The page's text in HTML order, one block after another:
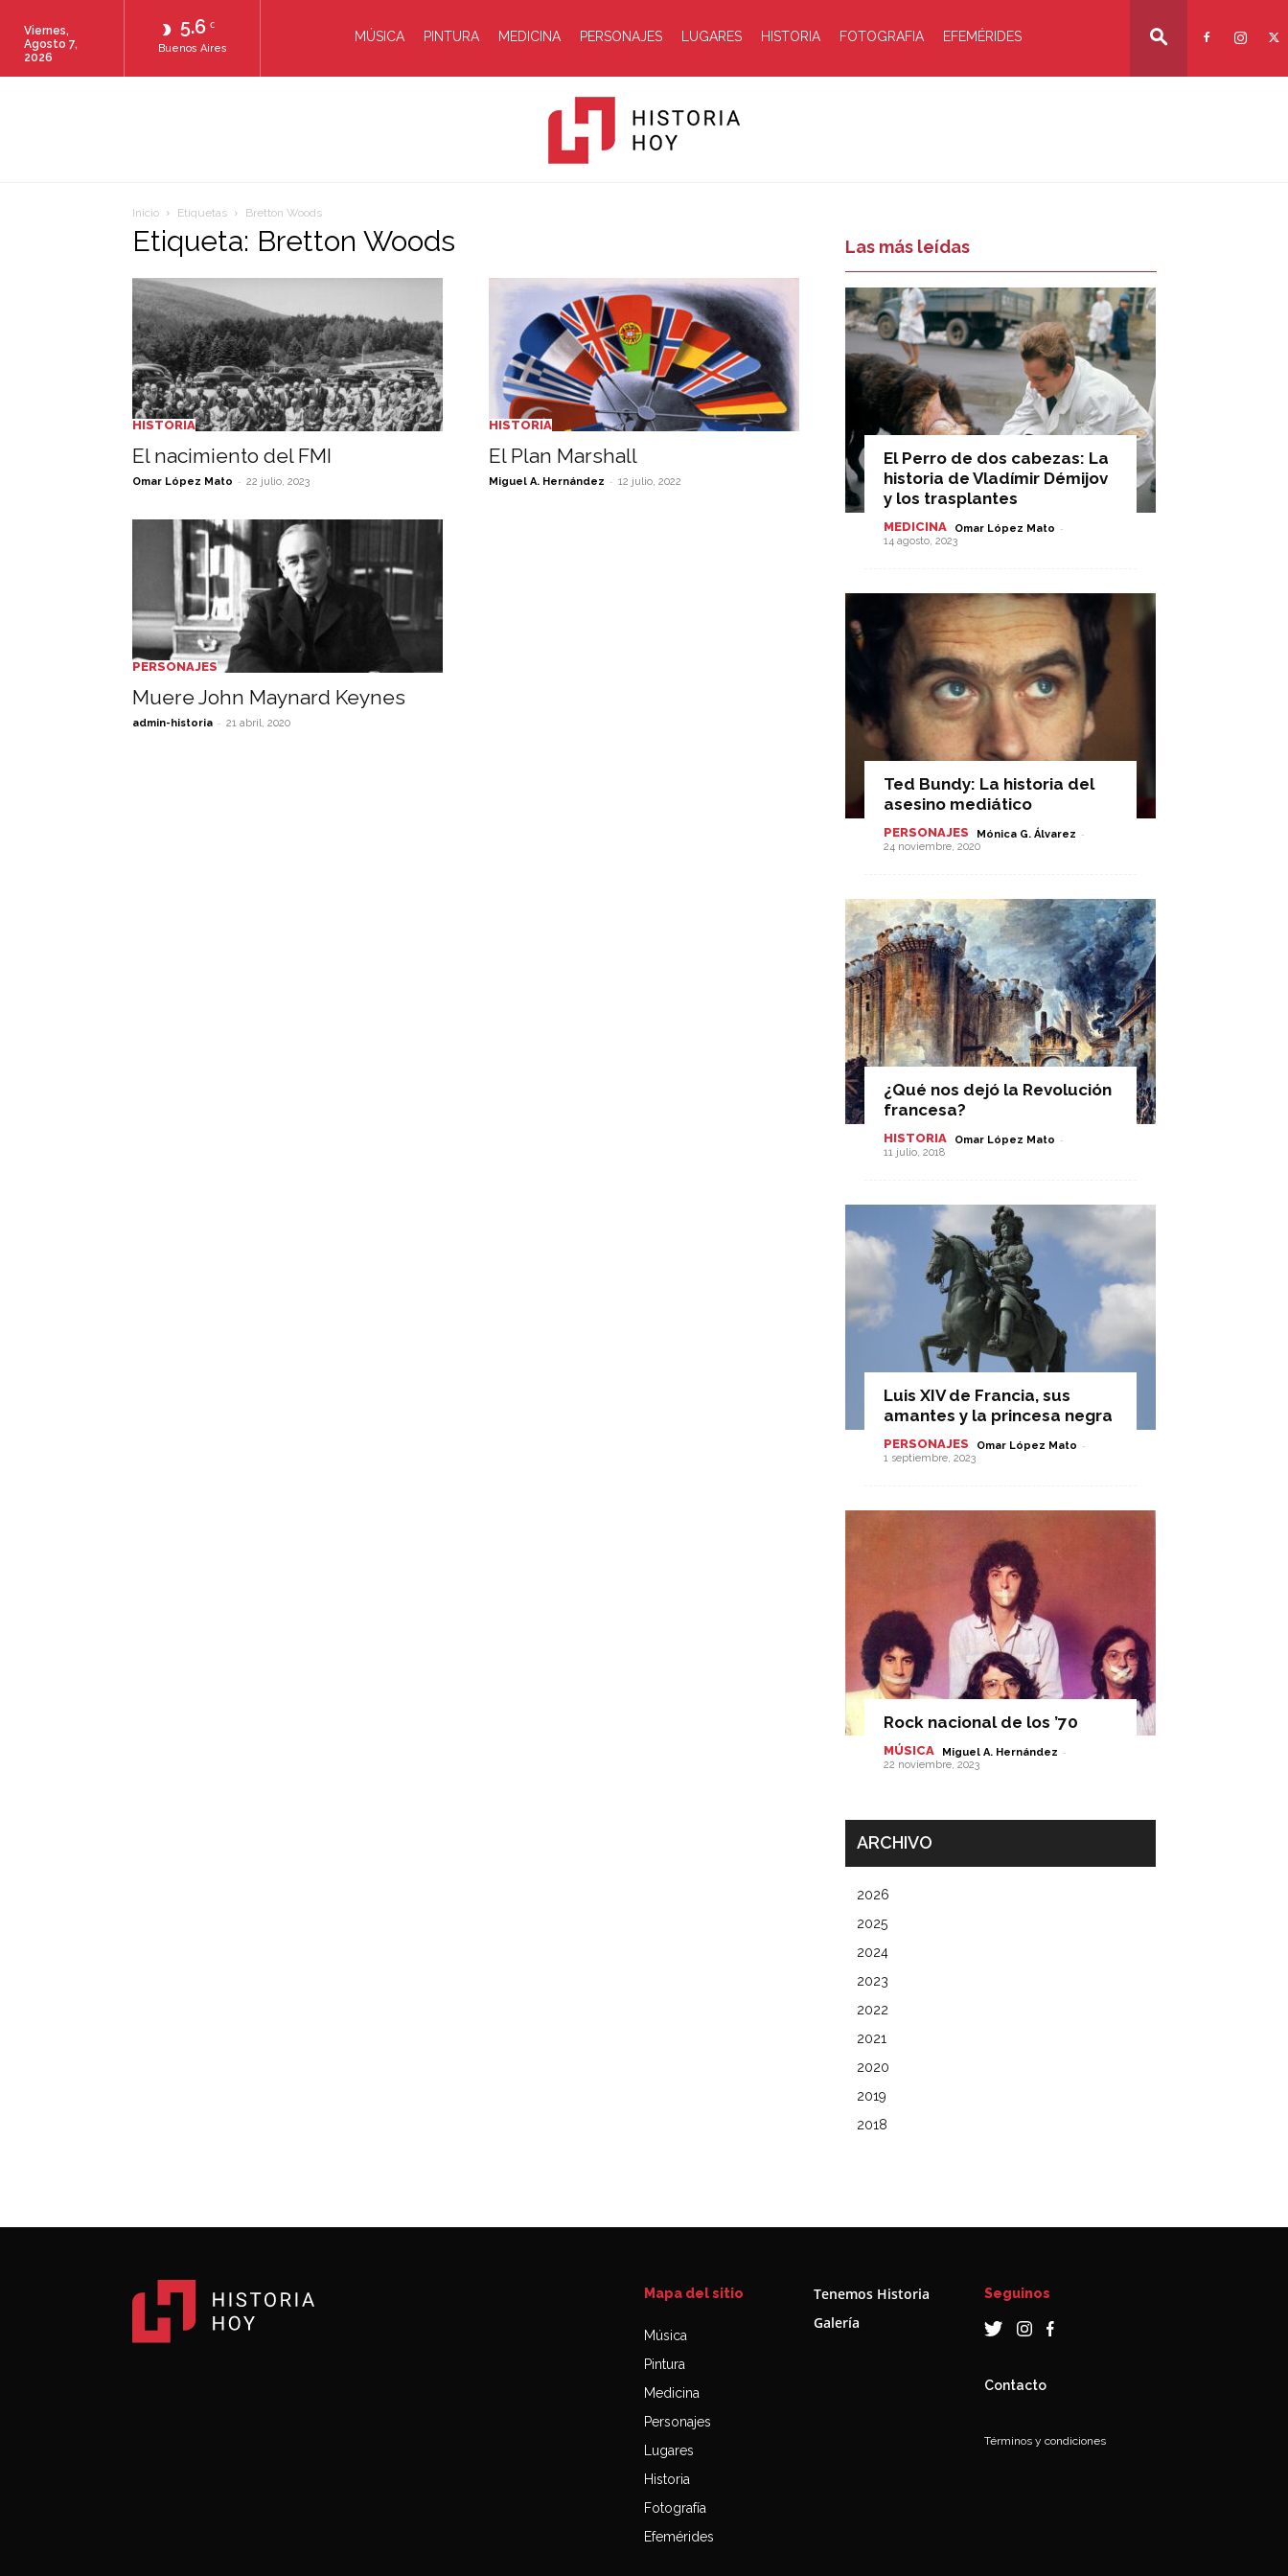
5.6 C
Buenos Aires
Viernes,
Agosto 7,
2026
MÚSICA PINTURA MEDICINA PERSONAJES LUGARES HISTORIA FOTOGRAFIA EFEMÉRIDES
Hoy
Inicio Etiquetas Bretton Woods
Etiqueta: Bretton Woods
HISTORIA
El nacimiento del FMI
Omar López Mato - 22 julio, 2023
HISTORIA
El Plan Marshall
Miguel A. Hernández - 12 julio, 2022
PERSONAJES
Muere John Maynard Keynes
admin-historia - 21 abril, 2020
Las más leídas
El Perro de dos cabezas: La
historia de Vladímir Démijov
y los trasplantes
MEDICINA Omar López Mato -
14 agosto, 2023
Ted Bundy: La historia del
asesino mediático
PERSONAJES Mónica G. Álvarez -
24 noviembre, 2020
¿Qué nos dejó la Revolución
francesa?
HISTORIA Omar López Mato -
11 julio, 2018
Luis XIV de Francia, sus
amantes y la princesa negra
PERSONAJES Omar López Mato -
1 septiembre, 2023
Rock nacional de los ’70
MÚSICA Miguel A. Hernández -
22 noviembre, 2023
ARCHIVO
2026
2025
2024
2023
2022
2021
2020
2019
2018
Mapa del sitio
Música
Pintura
Medicina
Personajes
Lugares
Historia
Fotografía
Efemérides
Tenemos Historia
Galería
Seguinos
Contacto
Términos y condiciones